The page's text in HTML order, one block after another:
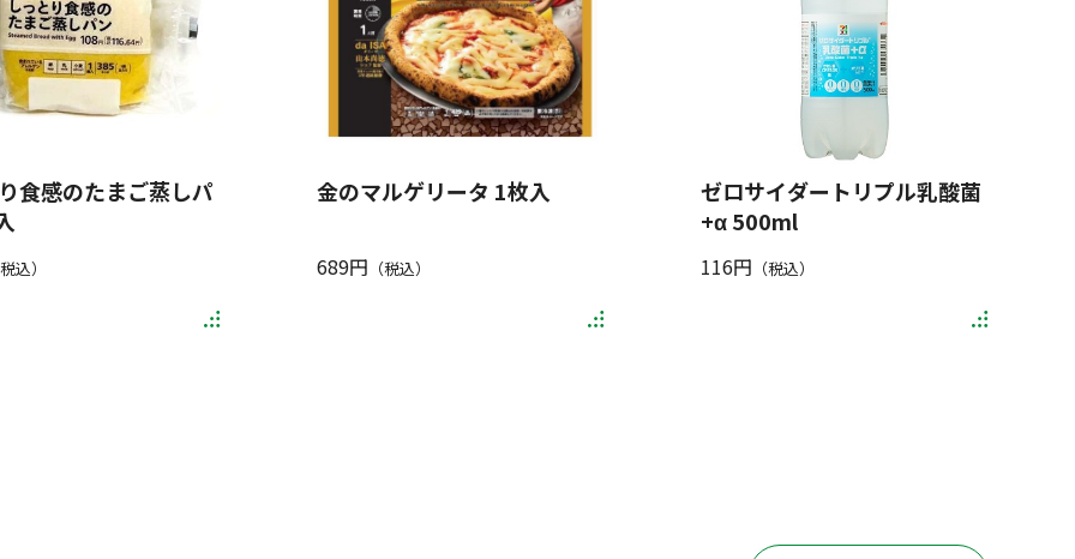
食感のたまご蒸しパ
込）
金のマルゲリータ 1枚入
689円 （税込）
ゼロサイダートリプル乳酸菌
+α 500ml
116円 （税込）